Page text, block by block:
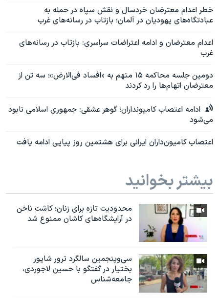
خطر اعدام معترضان خردسال و نقش سپاه در حمله به
عبادتگاه‌های یهودیان در آلمان؛ بازتاب در رسانه‌های غرب
اعدام معترضان و ادامه اعتراضات سراسری: بازتاب در رسانه‌های
غرب
دومین جلسه محاکمه ۱۵ متهم به «افساد فی‌الارض»؛ سه تن از
معترضان اتهام‌ها را رد کردند
ادامه اعتصاب کامیونداران؛ گوهر عشقی: جمهوری اسلامی نابود
می‌شود
اعتصاب کامیون‌داران ایرانی برای هشتمین روز پیاپی ادامه یافت
بیشتر بخوانید
محدودیت تازه برای زنان؛ کاشت ناخن
در آرایشگاه‌های کاشان ممنوع شد
سی‌وپنجمین سالگرد ترور شاپور
بختیار در گفتگو با حسین لاجوردی،
جامعه‌شناس